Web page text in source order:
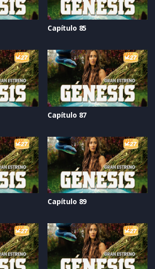
Capítulo 85
Capítulo 87
Capítulo 89